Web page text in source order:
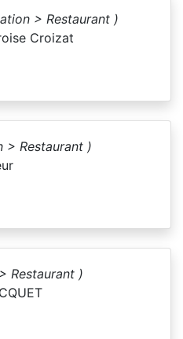
> Restaurant )
Croizat
> Restaurant )
Restaurant )